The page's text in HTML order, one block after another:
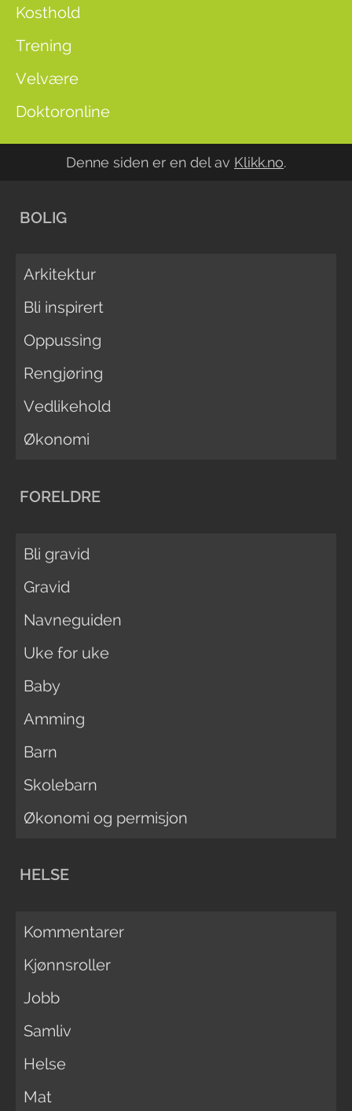
Kosthold
Trening
Velvære
Doktoronline
Denne siden er en del av Klikk.no.
BOLIG
Arkitektur
Bli inspirert
Oppussing
Rengjøring
Vedlikehold
Økonomi
FORELDRE
Bli gravid
Gravid
Navneguiden
Uke for uke
Baby
Amming
Barn
Skolebarn
Økonomi og permisjon
HELSE
Kommentarer
Kjønnsroller
Jobb
Samliv
Helse
Mat